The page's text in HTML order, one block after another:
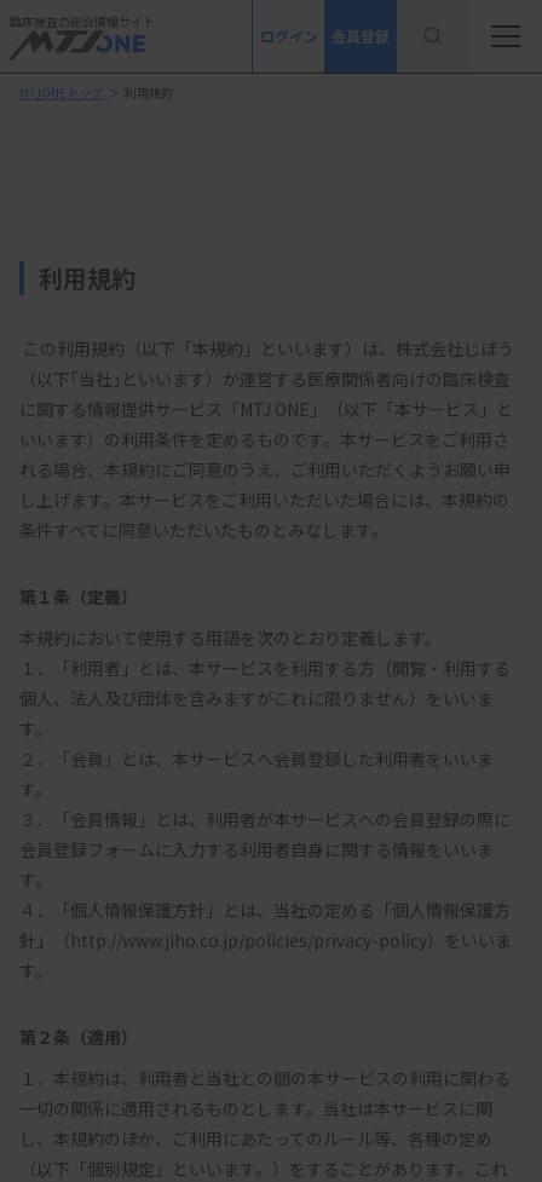
臨床検査の総合情報サイト
ログイン 会員登録
MTJONEトップ ＞ 利用規約
利用規約
（以下｢当社｣といいます）が運営する医療関係者向けの臨床検査
に関する情報提供サービス「MTJ ONE」（以下「本サービス」と
いいます）の利用条件を定めるものです。本サービスをご利用さ
れる場合、本規約にご同意のうえ、ご利用いただくようお願い申
し上げます。本サービスをご利用いただいた場合には、本規約の
条件すべてに同意いただいたものとみなします。
第１条（定義）
本規約において使用する用語を次のとおり定義します。
１．「利用者」とは、本サービスを利用する方（閲覧・利用する
個人、法人及び団体を含みますがこれに限りません）をいいま
す。
２．「会員」とは、本サービスへ会員登録した利用者をいいま
す。
３．「会員情報」とは、利用者が本サービスへの会員登録の際に
会員登録フォームに入力する利用者自身に関する情報をいいま
す。
４．「個人情報保護方針」とは、当社の定める「個人情報保護方
針」（http://www.jiho.co.jp/policies/privacy-policy）をいいま
第２条（適用）
１．本規約は、利用者と当社との間の本サービスの利用に関わる
一切の関係に適用されるものとします。当社は本サービスに関
し、本規約のほか、ご利用にあたってのルール等、各種の定め
（以下「個別規定」といいます。）をすることがあります。これ